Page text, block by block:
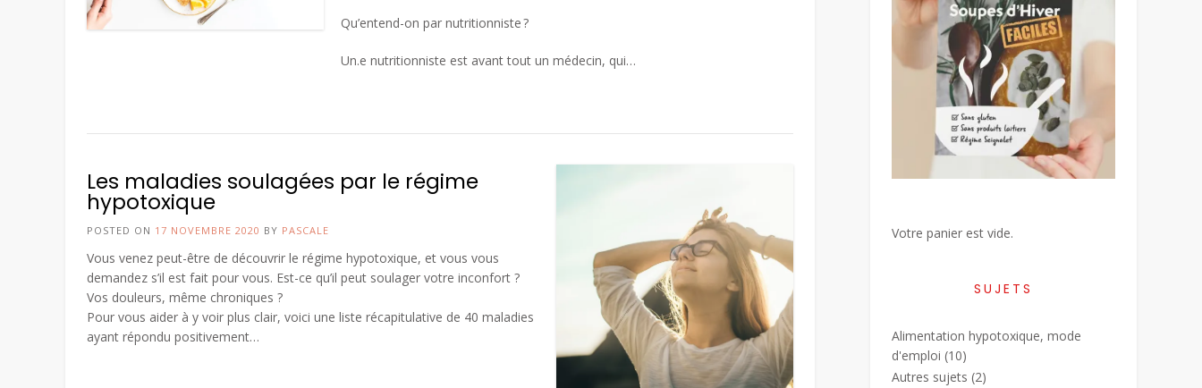
Qu’entend-on par nutritionniste ?
Un.e nutritionniste est avant tout un médecin, qui…
Les maladies soulagées par le régime
hypotoxique
POSTED ON 17 NOVEMBRE 2020 BY PASCALE
Vous venez peut-être de découvrir le régime hypotoxique, et vous vous
demandez s’il est fait pour vous. Est-ce qu’il peut soulager votre inconfort ?
Vos douleurs, même chroniques ?
Pour vous aider à y voir plus clair, voici une liste récapitulative de 40 maladies
ayant répondu positivement…
Votre panier est vide.
SUJETS
Alimentation hypotoxique, mode
d'emploi (10)
Autres sujets (2)